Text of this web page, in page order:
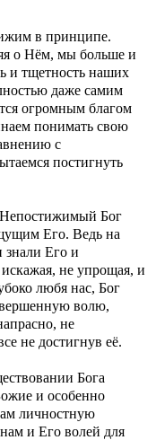
в принципе.
о Нём, мы больше и
и тщетность наших
даже самим
огромным благом
понимать свою
с
постигнуть
Непостижимый Бог
Его. Ведь на
знали Его и
не упрощая, и
любя нас, Бог
волю,
не
не достигнув её.
Бога
и особенно
личностную
и Его волей для